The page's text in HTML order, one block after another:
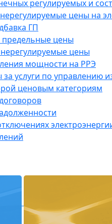
регулируемых и
цены на
ГП
предельные цены
цены
мощности на РРЭ
за услуги по
ценовым категориям